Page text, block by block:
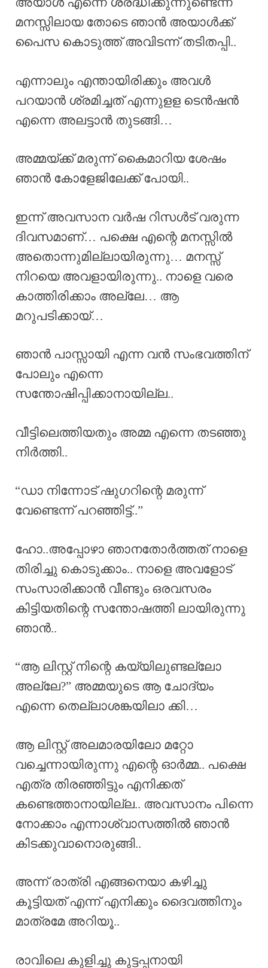
മനസ്സിലായ തോടെ ഞാൻ അയാൾക്ക്
പൈസ കൊടുത്ത് അവിടന്ന് തടിതപ്പി..
എന്നാലും എന്തായിരിക്കും അവൾ
പറയാൻ ശ്രമിച്ചത് എന്നുളള ടെൻഷൻ
എന്നെ അലട്ടാൻ തുടങ്ങി…
അമ്മയ്ക്ക് മരുന്ന് കൈമാറിയ ശേഷം
ഞാൻ കോളേജിലേക്ക് പോയി..
ഇന്ന് അവസാന വർഷ റിസൾട് വരുന്ന
ദിവസമാണ്… പക്ഷെ എന്റെ മനസ്സിൽ
അതൊന്നുമില്ലായിരുന്നു… മനസ്സ്
നിറയെ അവളായിരുന്നു.. നാളെ വരെ
കാത്തിരിക്കാം അല്ലേ… ആ
മറുപടിക്കായ്…
ഞാൻ പാസ്സായി എന്ന വൻ സംഭവത്തിന്
പോലും എന്നെ
സന്തോഷിപ്പിക്കാനായില്ല..
വീട്ടിലെത്തിയതും അമ്മ എന്നെ തടഞ്ഞു
നിർത്തി..
“ഡാ നിന്നോട് ഷുഗറിന്റെ മരുന്ന്
വേണ്ടെന്ന് പറഞ്ഞിട്ട്..”
ഹോ..അപ്പോഴാ ഞാനതോർത്തത് നാളെ
തിരിച്ചു കൊടുക്കാം.. നാളെ അവളോട്
സംസാരിക്കാൻ വീണ്ടും ഒരവസരം
കിട്ടിയതിന്റെ സന്തോഷത്തി ലായിരുന്നു
ഞാൻ..
“ആ ലിസ്റ്റ് നിന്റെ കയ്യിലുണ്ടല്ലോ
അല്ലേ?” അമ്മയുടെ ആ ചോദ്യം
എന്നെ തെല്ലാശങ്കയിലാ ക്കി…
ആ ലിസ്റ്റ് അലമാരയിലോ മറ്റോ
വച്ചെന്നായിരുന്നു എന്റെ ഓര്‍മ്മ.. പക്ഷെ
എത്ര തിരഞ്ഞിട്ടും എനിക്കത്
കണ്ടെത്താനായില്ല.. അവസാനം പിന്നെ
നോക്കാം എന്നാശ്വാസത്തിൽ ഞാൻ
കിടക്കുവാനൊരുങ്ങി..
അന്ന് രാത്രി എങ്ങനെയാ കഴിച്ചു
കൂട്ടിയത് എന്ന് എനിക്കും ദൈവത്തിനും
മാത്രമേ അറിയൂ..
രാവിലെ കുളിച്ചു കുട്ടപ്പനായി